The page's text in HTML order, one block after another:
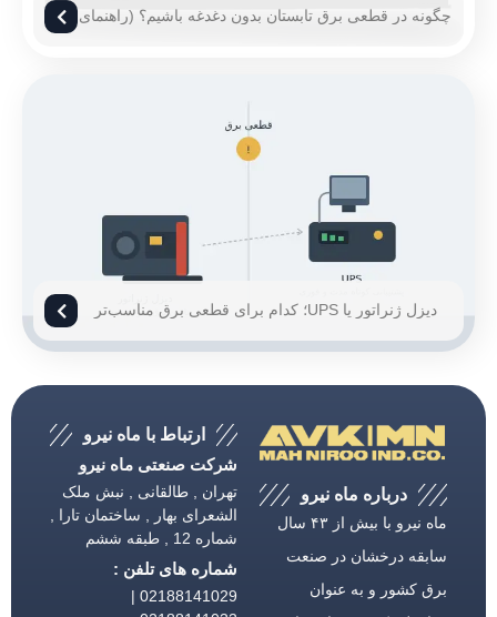
چگونه در قطعی برق تابستان بدون دغدغه باشیم؟ (راهنمای
دیزل ژنراتور یا UPS؛ کدام برای قطعی برق مناسب‌تر
درباره ماه نیرو
ماه نیرو با بیش از ۴۳ سال
سابقه درخشان در صنعت
برق كشور و به عنوان
ارتباط با ماه نیرو
شرکت صنعتی ماه نیرو
تهران , طالقانی , نبش ملک
الشعرای بهار , ساختمان تارا ,
شماره 12 , طبقه ششم
شماره های تلفن :
02188141029 |